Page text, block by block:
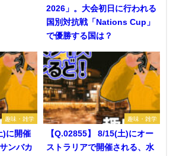
2026」。大会初日に行われる
国別対抗戦「Nations Cup」
で優勝する国は？
趣味・雑学
)に開催
ンバカ
趣味・雑学
【Q.02855】 8/15(土)にオー
ストラリアで開催される、水